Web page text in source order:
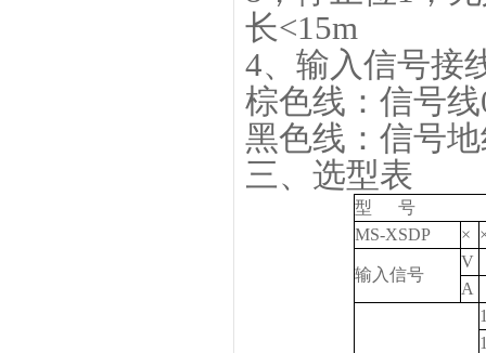
长<15m
4、输入信号接
棕色线：信号
黑色线：信号
三、选型表
型 号
MS-XSDP
×
输入信号
V
A